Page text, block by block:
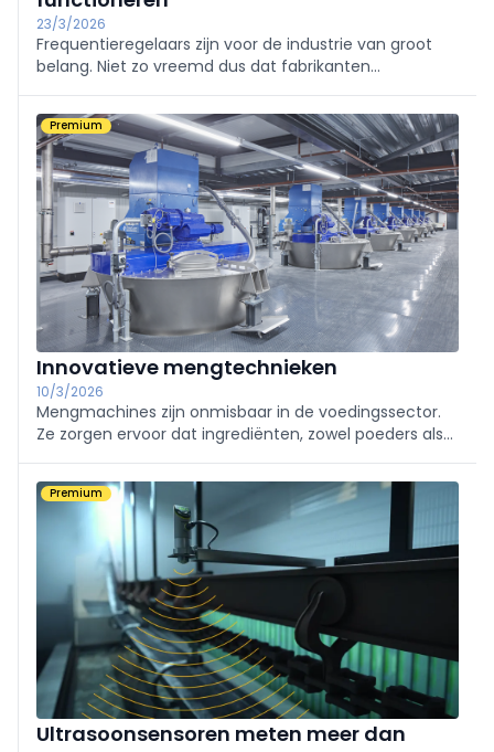
23/3/2026
Frequentieregelaars zijn voor de industrie van groot
belang. Niet zo vreemd dus dat fabrikanten
heeft de afgelopen jaren geresulteerd in een aantal
interessante innovaties op het gebied van ...
Premium
Innovatieve mengtechnieken
10/3/2026
Mengmachines zijn onmisbaar in de voedingssector.
Ze zorgen ervoor dat ingrediënten, zowel poeders als
een breed scala aan producten. Welke technieken zijn
er en wat zijn de nieuwste trends en ontwikkelingen?
Premium
Ultrasoonsensoren meten meer dan